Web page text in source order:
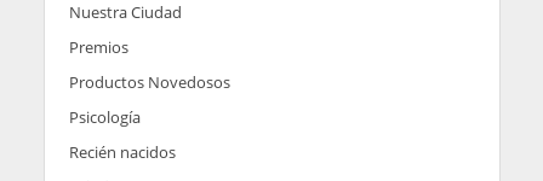
Nuestra Ciudad
Premios
Productos Novedosos
Psicología
Recién nacidos